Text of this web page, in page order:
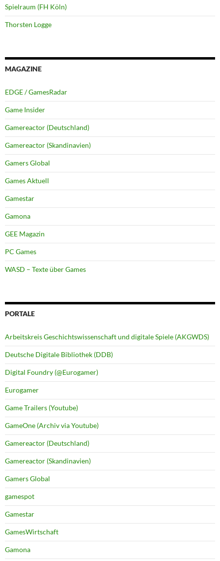
Spielraum (FH Köln)
Thorsten Logge
MAGAZINE
EDGE / GamesRadar
Game Insider
Gamereactor (Deutschland)
Gamereactor (Skandinavien)
Gamers Global
Games Aktuell
Gamestar
Gamona
GEE Magazin
PC Games
WASD – Texte über Games
PORTALE
Arbeitskreis Geschichtswissenschaft und digitale Spiele (AKGWDS)
Deutsche Digitale Bibliothek (DDB)
Digital Foundry (@Eurogamer)
Eurogamer
Game Trailers (Youtube)
GameOne (Archiv via Youtube)
Gamereactor (Deutschland)
Gamereactor (Skandinavien)
Gamers Global
gamespot
Gamestar
GamesWirtschaft
Gamona